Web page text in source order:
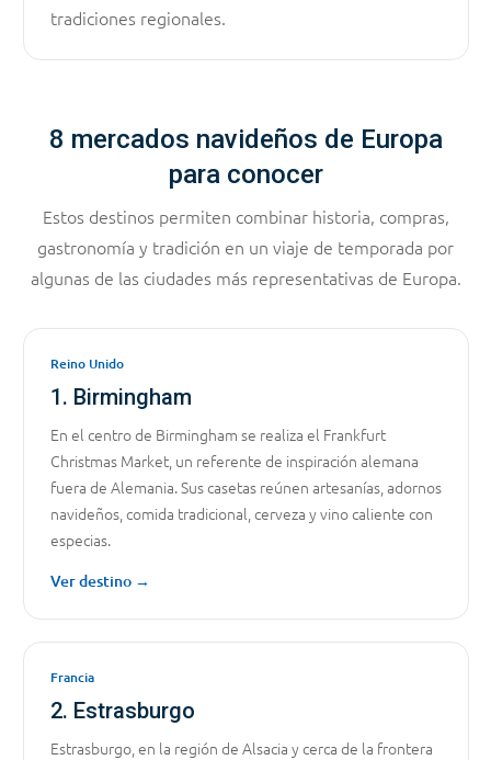
tradiciones regionales.
8 mercados navideños de Europa
para conocer
Estos destinos permiten combinar historia, compras,
gastronomía y tradición en un viaje de temporada por
algunas de las ciudades más representativas de Europa.
Reino Unido
1. Birmingham
En el centro de Birmingham se realiza el Frankfurt
Christmas Market, un referente de inspiración alemana
fuera de Alemania. Sus casetas reúnen artesanías, adornos
navideños, comida tradicional, cerveza y vino caliente con
especias.
Ver destino →
Francia
2. Estrasburgo
Estrasburgo, en la región de Alsacia y cerca de la frontera